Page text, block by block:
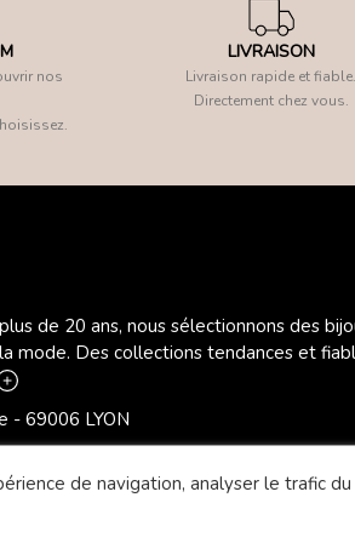
nos
LIVRAISON
Livraison rapide et fiable.
Directement chez vous.
de 20 ans, nous sélectionnons des
mode. Des collections tendances et
- 69006 LYON
de navigation, analyser le trafic